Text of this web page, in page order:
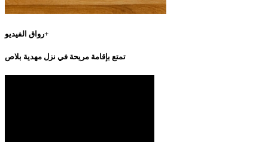
رواق الفيديو+
تمتع بإقامة مريحة في نزل مهدية بلاص